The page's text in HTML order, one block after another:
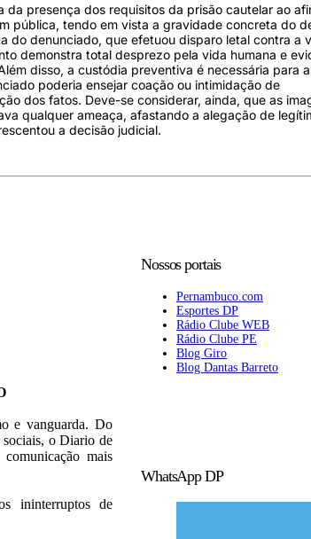
presença dos requisitos da prisão cautelar ao
pública, tendo em vista a gravidade concreta do
denunciado, que efetuou disparo letal contra a
demonstra total desprezo pela vida humana e
disso, a custódia preventiva é necessária para
poderia ensejar coação ou intimidação de
dos fatos. Deve-se considerar, ainda, que as
qualquer ameaça, afastando a alegação de
a decisão judicial.
e vanguarda. Do
sociais, o Diario de
mais
ininterruptos de
Nossos portais
Pernambuco.com
Esportes DP
Rádio Clube WEB
Rádio Clube PE
Blog Giro
Blog Dantas Barreto
WhatsApp DP